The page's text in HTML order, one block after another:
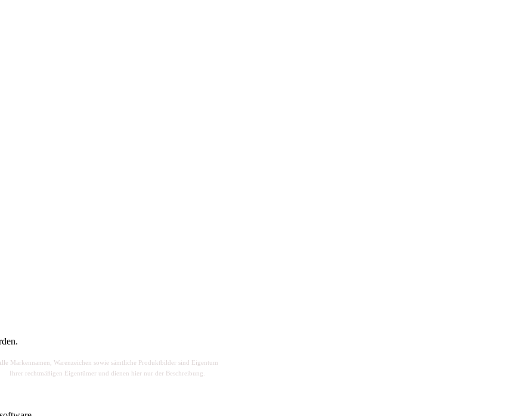
Markennamen, Warenzeichen sowie sämtliche Produktbilder sind Eigentum
Ihrer rechtmäßigen Eigentümer und dienen hier nur der Beschreibung.